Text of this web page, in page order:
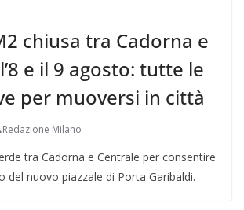
chiusa tra Cadorna e
e il 9 agosto: tutte le
per muoversi in città
Redazione Milano
tra Cadorna e Centrale per consentire
del nuovo piazzale di Porta Garibaldi.